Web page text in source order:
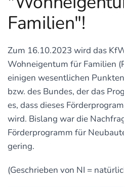
Familien"!
Zum 16.10.2023 wird das
Wohneigentum für Familien
einigen wesentlichen
bzw. des Bundes, der das
es, dass dieses
wird. Bislang war die
Förderprogramm für
gering.
(Geschrieben von NI =